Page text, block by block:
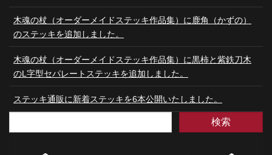
木魂の杖（オーダーメイドステッキ作品集）に鹿角（かずの）
のステッキを追加しました。
木魂の杖（オーダーメイドステッキ作品集）に黒柿と紫鉄刀木
のL字型セパレートステッキを追加しました。
ステッキ通販に新着ステッキを6本公開いたしました。